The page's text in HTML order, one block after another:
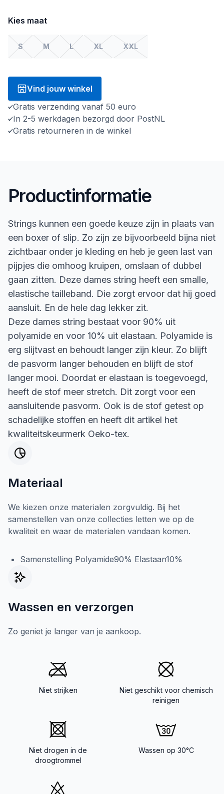
Kies maat
S M L XL XXL
Vind jouw winkel
Gratis verzending vanaf 50 euro
In 2-5 werkdagen bezorgd door PostNL
Gratis retourneren in de winkel
Productinformatie
Strings kunnen een goede keuze zijn in plaats van
een boxer of slip. Zo zijn ze bijvoorbeeld bijna niet
zichtbaar onder je kleding en heb je geen last van
pijpjes die omhoog kruipen, omslaan of dubbel
gaan zitten. Deze dames string heeft een smalle,
elastische tailleband. Die zorgt ervoor dat hij goed
aansluit. En de hele dag lekker zit.
Deze dames string bestaat voor 90% uit
polyamide en voor 10% uit elastaan. Polyamide is
erg slijtvast en behoudt langer zijn kleur. Zo blijft
de pasvorm langer behouden en blijft de stof
langer mooi. Doordat er elastaan is toegevoegd,
heeft de stof meer stretch. Dit zorgt voor een
aansluitende pasvorm. Ook is de stof getest op
schadelijke stoffen en heeft dit artikel het
kwaliteitskeurmerk Oeko-tex.
Materiaal
We kiezen onze materialen zorgvuldig. Bij het
samenstellen van onze collecties letten we op de
kwaliteit en waar de materialen vandaan komen.
Samenstelling Polyamide90% Elastaan10%
Wassen en verzorgen
Zo geniet je langer van je aankoop.
Niet strijken
Niet geschikt voor chemisch
reinigen
Niet drogen in de
droogtrommel
Wassen op 30°C